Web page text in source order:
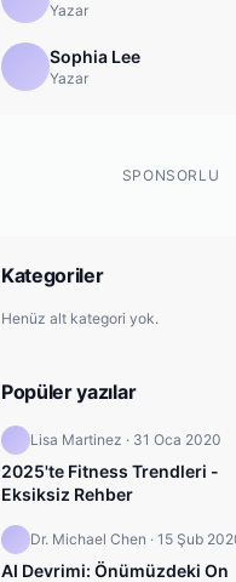
Yazar
Sophia Lee
Yazar
SPONSORLU
Kategoriler
Henüz alt kategori yok.
Popüler yazılar
Lisa Martinez · 31 Oca 2020
2025'te Fitness Trendleri -
Eksiksiz Rehber
Dr. Michael Chen · 15 Şub
AI Devrimi: Önümüzdeki On